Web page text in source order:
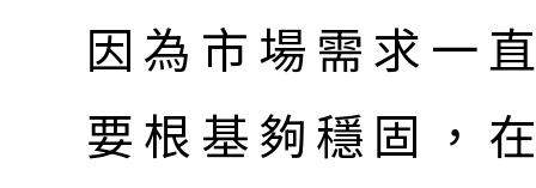
因為市場需求一
要根基夠穩固，